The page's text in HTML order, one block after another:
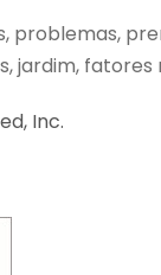
problemas,
jardim,
Inc.